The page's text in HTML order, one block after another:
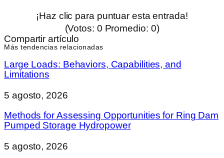
¡Haz clic para puntuar esta entrada!
(Votos: 0 Promedio: 0)
Compartir artículo
Más tendencias relacionadas
Large Loads: Behaviors, Capabilities, and
Limitations
5 agosto, 2026
Methods for Assessing Opportunities for Ring Dam
Pumped Storage Hydropower
5 agosto, 2026